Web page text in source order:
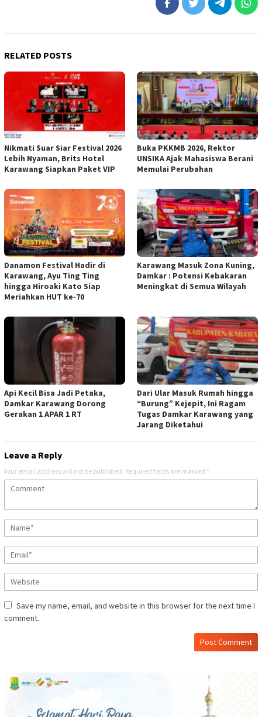
RELATED POSTS
Nikmati Suar Siar Festival 2026
Lebih Nyaman, Brits Hotel
Karawang Siapkan Paket VIP
Buka PKKMB 2026, Rektor
UNSIKA Ajak Mahasiswa Berani
Memulai Perubahan
Danamon Festival Hadir di
Karawang, Ayu Ting Ting
hingga Hiroaki Kato Siap
Meriahkan HUT ke-70
Karawang Masuk Zona Kuning,
Damkar : Potensi Kebakaran
Meningkat di Semua Wilayah
Api Kecil Bisa Jadi Petaka,
Damkar Karawang Dorong
Gerakan 1 APAR 1 RT
Dari Ular Masuk Rumah hingga
“Burung” Kejepit, Ini Ragam
Tugas Damkar Karawang yang
Jarang Diketahui
Leave a Reply
Your email address will not be published. Required fields are marked *
Save my name, email, and website in this browser for the next time I
comment.